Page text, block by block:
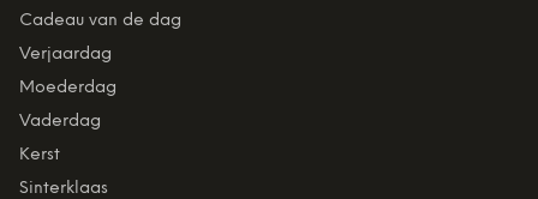
Cadeau van de dag
Verjaardag
Moederdag
Vaderdag
Kerst
Sinterklaas